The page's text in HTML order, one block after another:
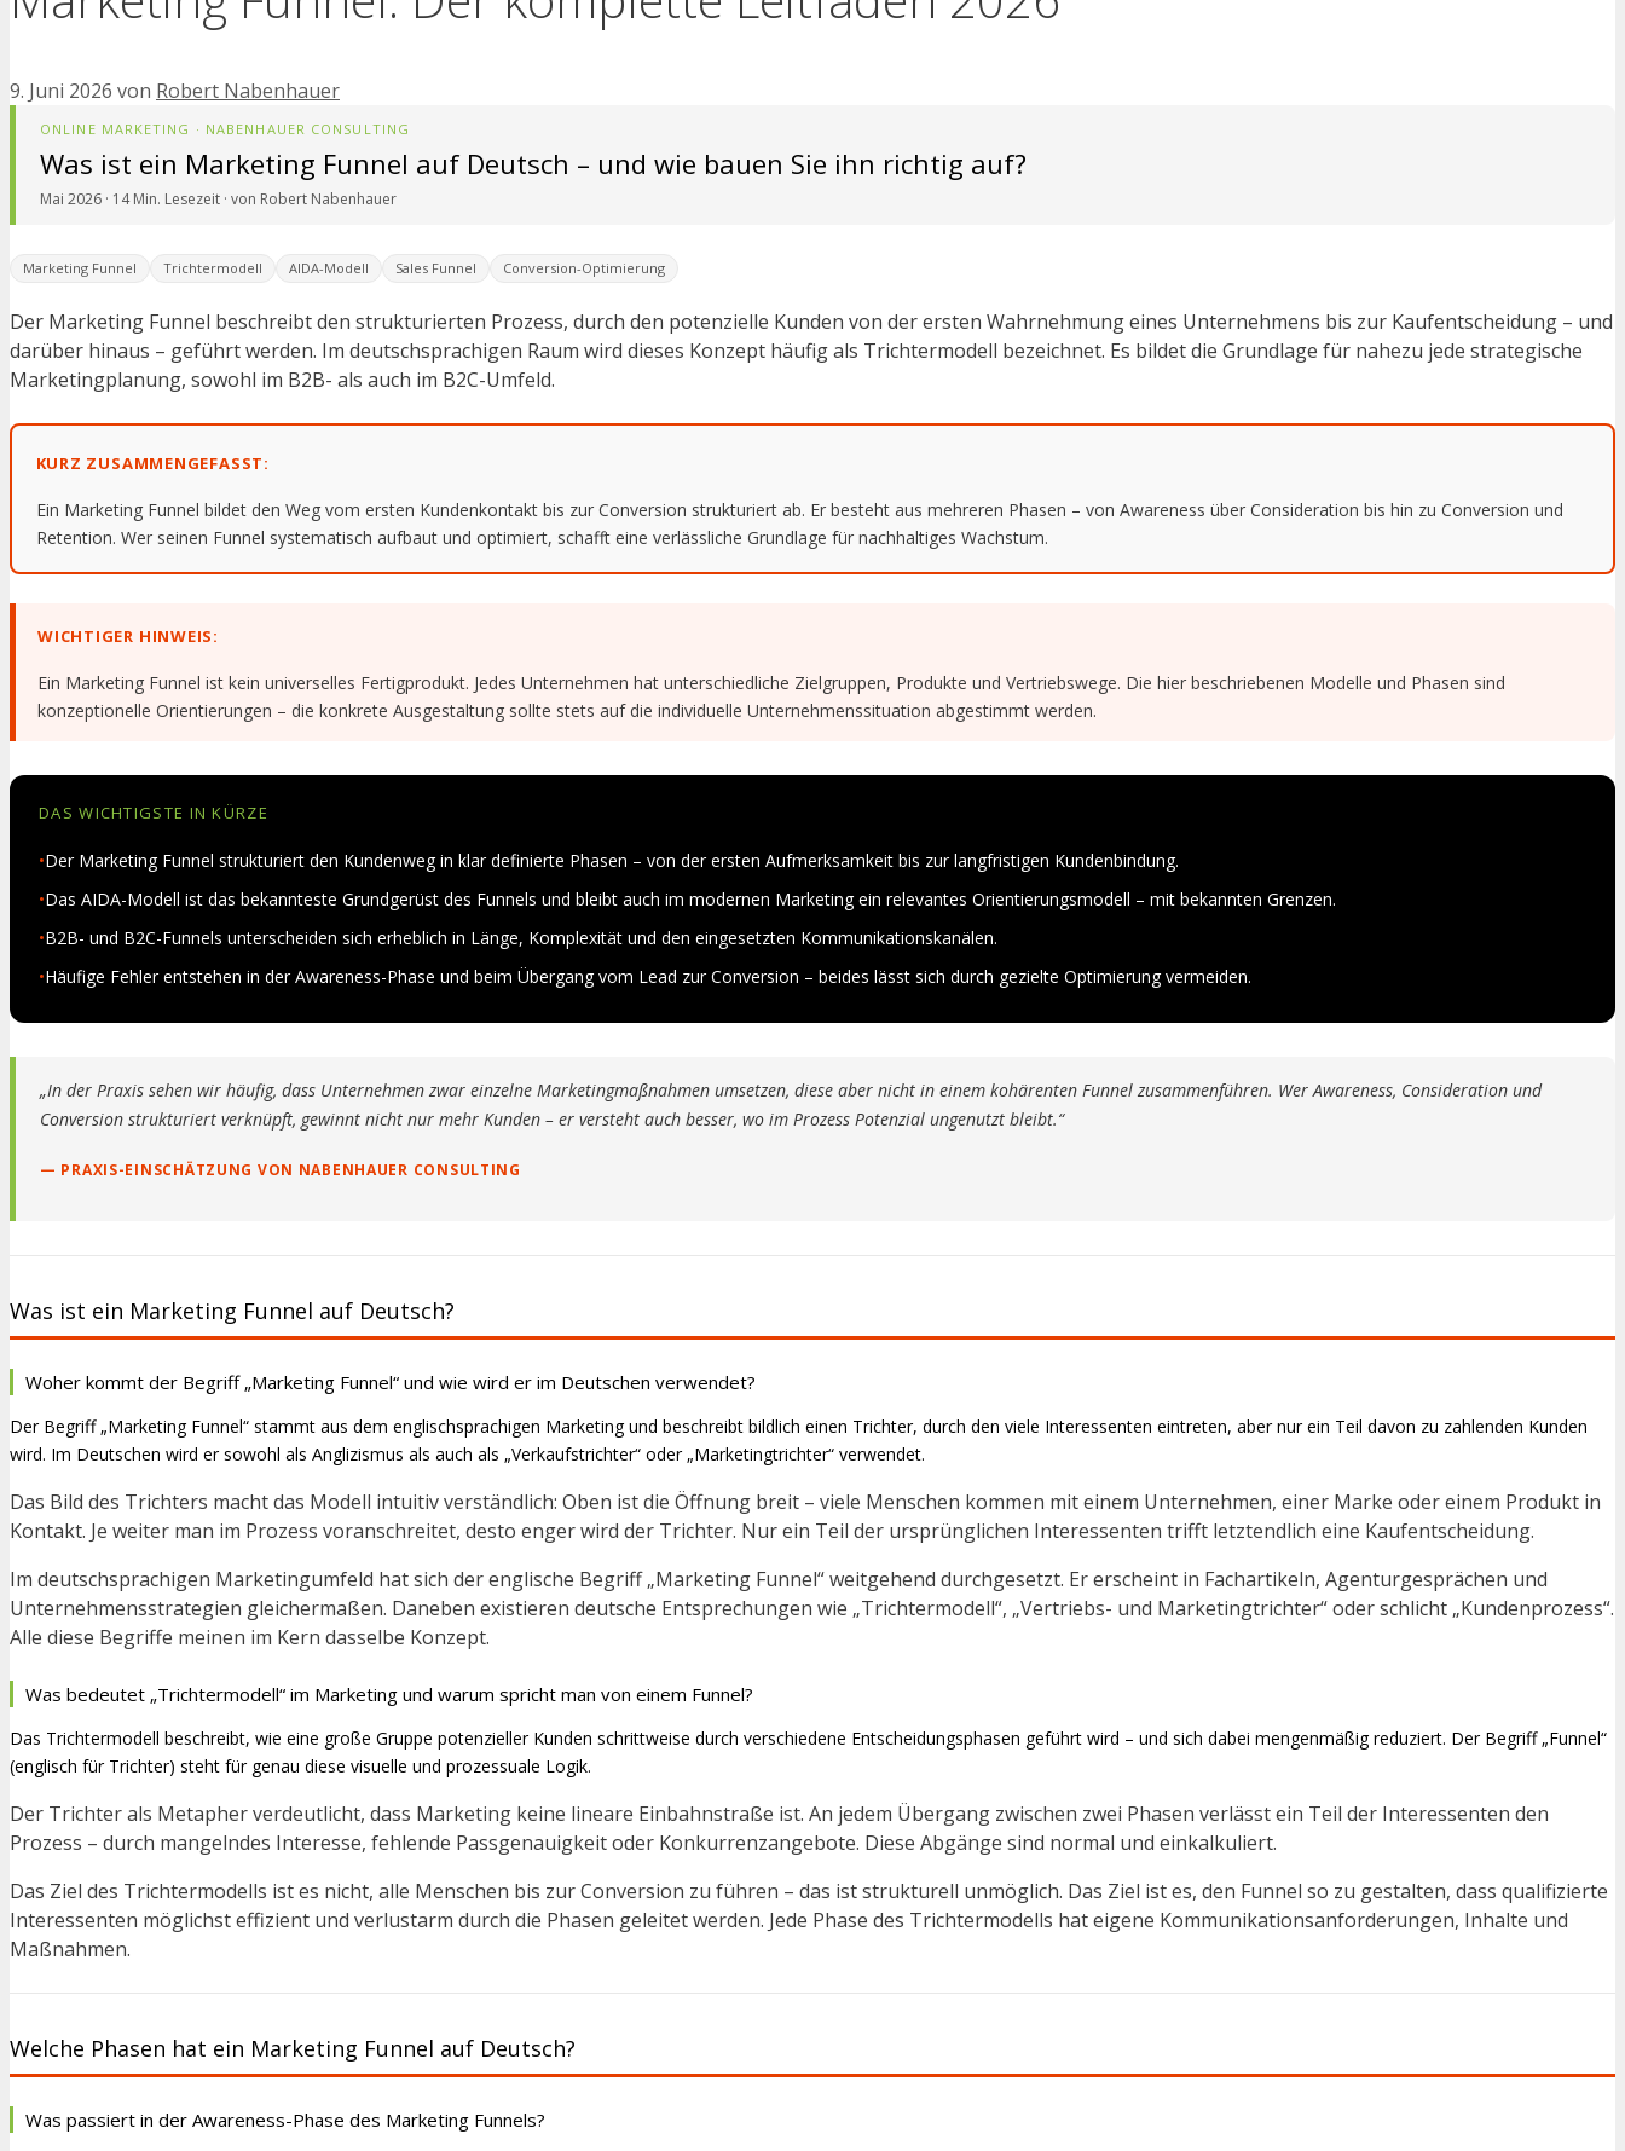
9. Juni 2026 von Robert Nabenhauer
ONLINE MARKETING · NABENHAUER CONSULTING
Was ist ein Marketing Funnel auf Deutsch – und wie bauen Sie ihn richtig auf?
Mai 2026 · 14 Min. Lesezeit · von Robert Nabenhauer
Marketing Funnel Trichtermodell AIDA-Modell Sales Funnel Conversion-Optimierung
Der Marketing Funnel beschreibt den strukturierten Prozess, durch den potenzielle Kunden von der ersten Wahrnehmung eines Unternehmens bis zur Kaufentscheidung – und
darüber hinaus – geführt werden. Im deutschsprachigen Raum wird dieses Konzept häufig als Trichtermodell bezeichnet. Es bildet die Grundlage für nahezu jede strategische
Marketingplanung, sowohl im B2B- als auch im B2C-Umfeld.
KURZ ZUSAMMENGEFASST:
Ein Marketing Funnel bildet den Weg vom ersten Kundenkontakt bis zur Conversion strukturiert ab. Er besteht aus mehreren Phasen – von Awareness über Consideration bis hin zu Conversion und
Retention. Wer seinen Funnel systematisch aufbaut und optimiert, schafft eine verlässliche Grundlage für nachhaltiges Wachstum.
WICHTIGER HINWEIS:
Ein Marketing Funnel ist kein universelles Fertigprodukt. Jedes Unternehmen hat unterschiedliche Zielgruppen, Produkte und Vertriebswege. Die hier beschriebenen Modelle und Phasen sind
konzeptionelle Orientierungen – die konkrete Ausgestaltung sollte stets auf die individuelle Unternehmenssituation abgestimmt werden.
DAS WICHTIGSTE IN KÜRZE
•Der Marketing Funnel strukturiert den Kundenweg in klar definierte Phasen – von der ersten Aufmerksamkeit bis zur langfristigen Kundenbindung.
•Das AIDA-Modell ist das bekannteste Grundgerüst des Funnels und bleibt auch im modernen Marketing ein relevantes Orientierungsmodell – mit bekannten Grenzen.
•B2B- und B2C-Funnels unterscheiden sich erheblich in Länge, Komplexität und den eingesetzten Kommunikationskanälen.
•Häufige Fehler entstehen in der Awareness-Phase und beim Übergang vom Lead zur Conversion – beides lässt sich durch gezielte Optimierung vermeiden.
„In der Praxis sehen wir häufig, dass Unternehmen zwar einzelne Marketingmaßnahmen umsetzen, diese aber nicht in einem kohärenten Funnel zusammenführen. Wer Awareness, Consideration und
Conversion strukturiert verknüpft, gewinnt nicht nur mehr Kunden – er versteht auch besser, wo im Prozess Potenzial ungenutzt bleibt.“
— PRAXIS-EINSCHÄTZUNG VON NABENHAUER CONSULTING
Was ist ein Marketing Funnel auf Deutsch?
Woher kommt der Begriff „Marketing Funnel“ und wie wird er im Deutschen verwendet?
Der Begriff „Marketing Funnel“ stammt aus dem englischsprachigen Marketing und beschreibt bildlich einen Trichter, durch den viele Interessenten eintreten, aber nur ein Teil davon zu zahlenden Kunden
wird. Im Deutschen wird er sowohl als Anglizismus als auch als „Verkaufstrichter“ oder „Marketingtrichter“ verwendet.
Das Bild des Trichters macht das Modell intuitiv verständlich: Oben ist die Öffnung breit – viele Menschen kommen mit einem Unternehmen, einer Marke oder einem Produkt in
Kontakt. Je weiter man im Prozess voranschreitet, desto enger wird der Trichter. Nur ein Teil der ursprünglichen Interessenten trifft letztendlich eine Kaufentscheidung.
Im deutschsprachigen Marketingumfeld hat sich der englische Begriff „Marketing Funnel“ weitgehend durchgesetzt. Er erscheint in Fachartikeln, Agenturgesprächen und
Unternehmensstrategien gleichermaßen. Daneben existieren deutsche Entsprechungen wie „Trichtermodell“, „Vertriebs- und Marketingtrichter“ oder schlicht „Kundenprozess“.
Alle diese Begriffe meinen im Kern dasselbe Konzept.
Was bedeutet „Trichtermodell“ im Marketing und warum spricht man von einem Funnel?
Das Trichtermodell beschreibt, wie eine große Gruppe potenzieller Kunden schrittweise durch verschiedene Entscheidungsphasen geführt wird – und sich dabei mengenmäßig reduziert. Der Begriff „Funnel“
(englisch für Trichter) steht für genau diese visuelle und prozessuale Logik.
Der Trichter als Metapher verdeutlicht, dass Marketing keine lineare Einbahnstraße ist. An jedem Übergang zwischen zwei Phasen verlässt ein Teil der Interessenten den
Prozess – durch mangelndes Interesse, fehlende Passgenauigkeit oder Konkurrenzangebote. Diese Abgänge sind normal und einkalkuliert.
Das Ziel des Trichtermodells ist es nicht, alle Menschen bis zur Conversion zu führen – das ist strukturell unmöglich. Das Ziel ist es, den Funnel so zu gestalten, dass qualifizierte
Interessenten möglichst effizient und verlustarm durch die Phasen geleitet werden. Jede Phase des Trichtermodells hat eigene Kommunikationsanforderungen, Inhalte und
Maßnahmen.
Welche Phasen hat ein Marketing Funnel auf Deutsch?
Was passiert in der Awareness-Phase des Marketing Funnels?